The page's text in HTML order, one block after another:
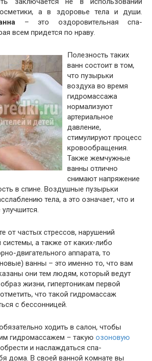
а в здоровье тела и души.
– это оздоровительная спа-
всем придется по нраву.
Полезность таких
ванн состоит в том,
что пузырьки
воздуха во время
гидромассажа
нормализуют
артериальное
давление,
стимулируют процесс
кровообращения.
Также жемчужные
ванны отлично
снимают напряжение
в спине. Воздушные пузырьки
тела, а это означает, что и
от частых стрессов, нарушений
а также от каких-либо
двигательного аппарата, то
ванны – это именно то, что вам
они тем людям, который ведут
жизни, гипертоникам первой
что такой гидромассаж
с бессонницей.
ходить в салон, чтобы
гидромассажем – такую озоновую
и наслаждаться спа-
дома. В своей ванной комнате вы